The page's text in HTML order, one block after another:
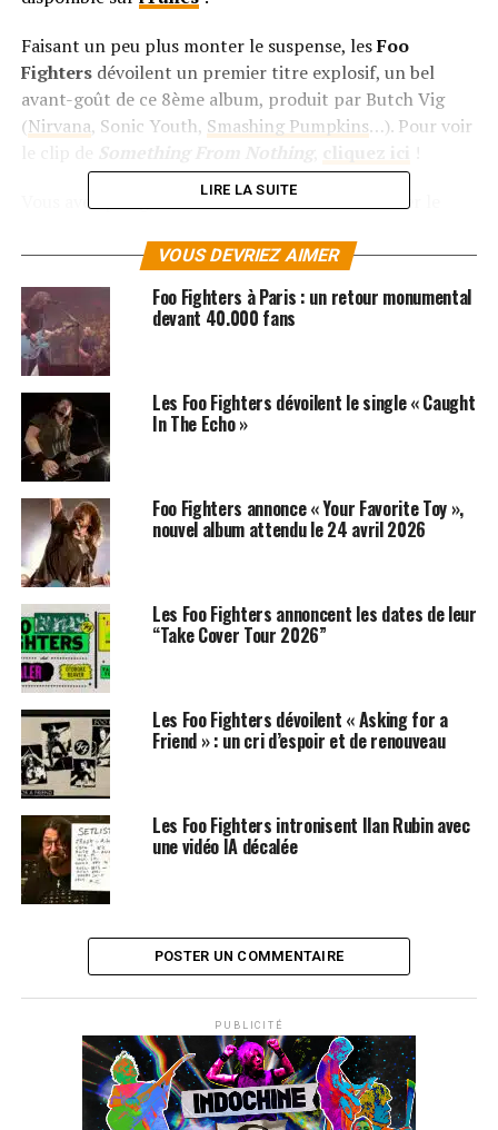
Faisant un peu plus monter le suspense, lesFoo
Fightersdévoilent un premier titre explosif, un bel
avant-goût de ce 8ème album, produit par Butch Vig
(Nirvana, Sonic Youth, Smashing Pumpkins…). Pour voir
Vous avez pu également découvrir le mois dernier le
Sonic Highways ». Le premier épisode de ce reportage
en 8 parties sera disponible en France sur Canal + le 4
décembre prochain !
LES ALBUMS DES FOO FIGHTERS SONT
SUJETS ASSOCIÉS:
LIRE LA SUITE
VOUS DEVRIEZ AIMER
Foo Fighters à Paris : un retour monumental
devant 40.000 fans
Les Foo Fighters dévoilent le single « Caught
In The Echo »
Foo Fighters annonce « Your Favorite Toy »,
nouvel album attendu le 24 avril 2026
Les Foo Fighters annoncent les dates de leur
“Take Cover Tour 2026”
Les Foo Fighters dévoilent « Asking for a
Friend » : un cri d’espoir et de renouveau
Les Foo Fighters intronisent Ilan Rubin avec
une vidéo IA décalée
POSTER UN COMMENTAIRE
PUBLICITÉ